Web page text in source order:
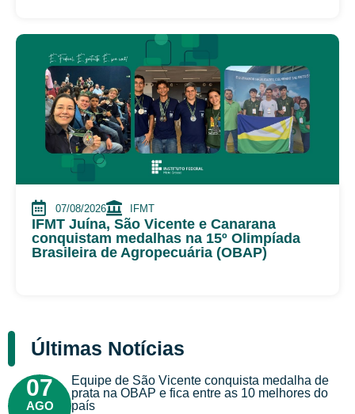
07/08/2026 IFMT
IFMT Juína, São Vicente e Canarana
conquistam medalhas na 15º Olimpíada
Brasileira de Agropecuária (OBAP)
Últimas Notícias
07
AGO
Equipe de São Vicente conquista medalha de
prata na OBAP e fica entre as 10 melhores do
país